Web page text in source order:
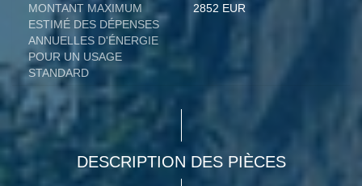
MONTANT MAXIMUM
ESTIMÉ DES DÉPENSES
ANNUELLES D'ÉNERGIE
POUR UN USAGE
STANDARD
2852 EUR
DESCRIPTION DES PIÈCES